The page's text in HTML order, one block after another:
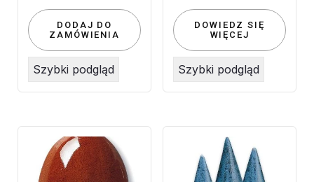
DODAJ DO
ZAMÓWIENIA
Szybki podgląd
DOWIEDZ SIĘ
WIĘCEJ
Szybki podgląd